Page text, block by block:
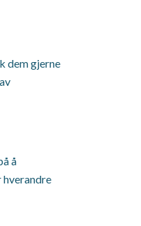
dem gjerne
å